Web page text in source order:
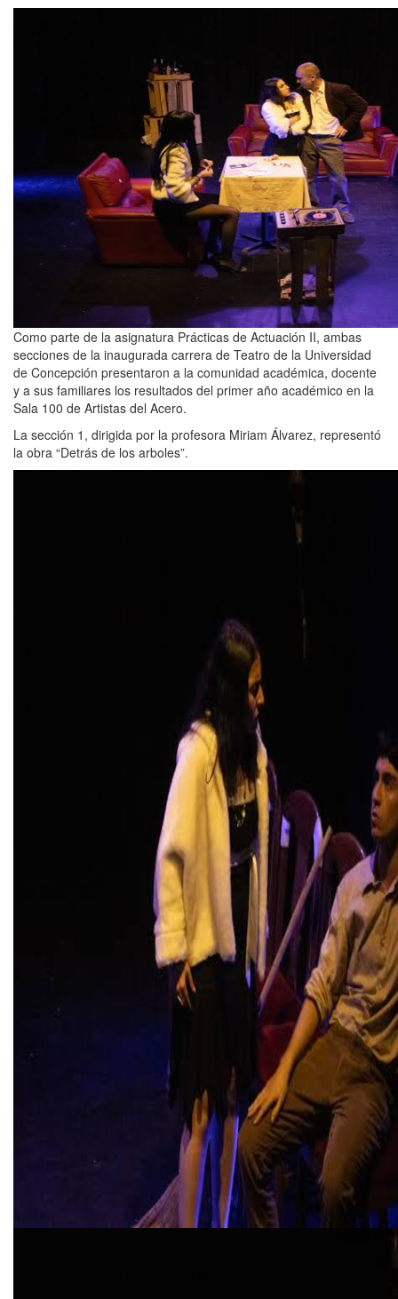
Como parte de la asignatura Prácticas de Actuación II, ambas
secciones de la inaugurada carrera de Teatro de la Universidad
de Concepción presentaron a la comunidad académica, docente
y a sus familiares los resultados del primer año académico en la
Sala 100 de Artistas del Acero.
La sección 1, dirigida por la profesora Miriam Álvarez, representó
la obra “Detrás de los arboles”.